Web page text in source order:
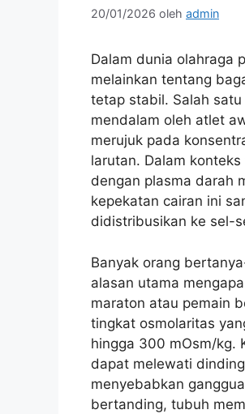
20/01/2026 oleh admin
Dalam dunia olahraga
melainkan tentang
tetap stabil. Salah
mendalam oleh atlet
merujuk pada
larutan. Dalam
dengan plasma darah
kepekatan cairan ini
didistribusikan ke sel-
Banyak orang
alasan utama
maraton atau pemain
tingkat osmolaritas
hingga 300 mOsm/kg.
dapat melewati
menyebabkan
bertanding, tubuh